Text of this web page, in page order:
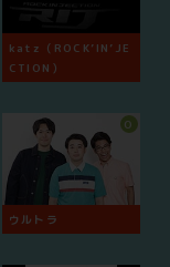
katz（ROCK’IN’JE
CTION）
ウルトラ
O